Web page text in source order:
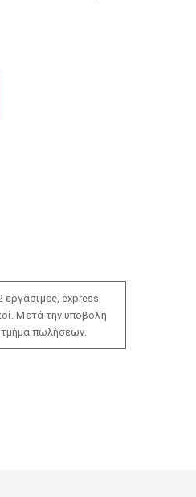
express
Μετά την υποβολή
τμήμα πωλήσεων.